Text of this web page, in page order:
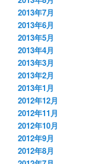
2013年7月
2013年6月
2013年5月
2013年4月
2013年3月
2013年2月
2013年1月
2012年12月
2012年11月
2012年10月
2012年9月
2012年8月